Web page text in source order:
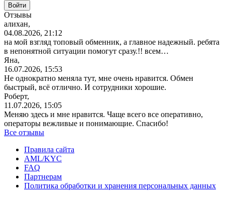
Отзывы
алихан,
04.08.2026, 21:12
на мой взгляд топовый обменник, а главное надежный. ребята
в непонятной ситуации помогут сразу.!! всем…
Яна,
16.07.2026, 15:53
Не однократно меняла тут, мне очень нравится. Обмен
быстрый, всё отлично. И сотрудники хорошие.
Роберт,
11.07.2026, 15:05
Меняю здесь и мне нравится. Чаще всего все оперативно,
операторы вежливые и понимающие. Спасибо!
Все отзывы
Правила сайта
AML/KYC
FAQ
Партнерам
Политика обработки и хранения персональных данных